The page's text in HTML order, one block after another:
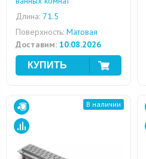
Длина: 71.5
Поверхность: Матовая
Доставим: 10.08.2026
В наличии